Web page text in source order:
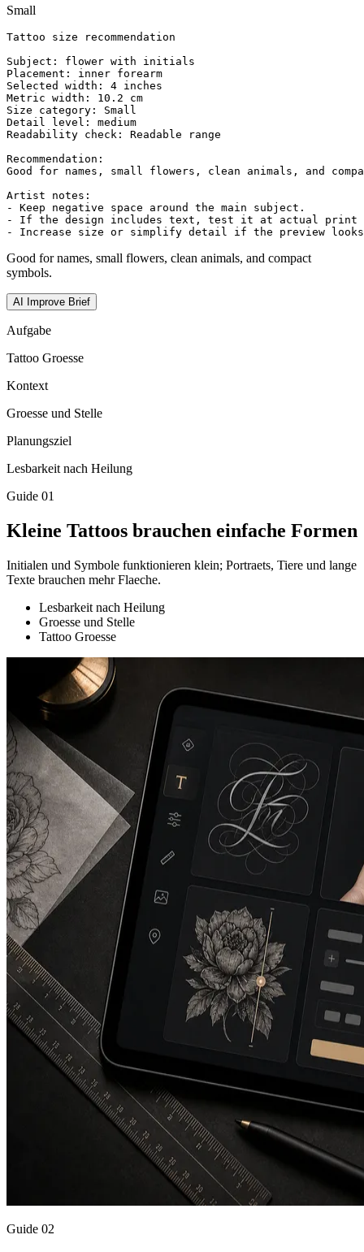
Small
Tattoo size recommendation
Subject: flower with initials
Placement: inner forearm
Selected width: 4 inches
Metric width: 10.2 cm
Size category: Small
Detail level: medium
Readability check: Readable range
Recommendation:
Good for names, small flowers, clean animals, and
Artist notes:
- Keep negative space around the main subject.
- If the design includes text, test it at actual print
- Increase size or simplify detail if the preview looks
Good for names, small flowers, clean animals, and compact
symbols.
AI Improve Brief
Aufgabe
Tattoo Groesse
Kontext
Groesse und Stelle
Planungsziel
Lesbarkeit nach Heilung
Guide 01
Kleine Tattoos brauchen einfache Formen
Initialen und Symbole funktionieren klein; Portraets, Tiere und lange
Texte brauchen mehr Flaeche.
Lesbarkeit nach Heilung
Groesse und Stelle
Tattoo Groesse
Guide 02